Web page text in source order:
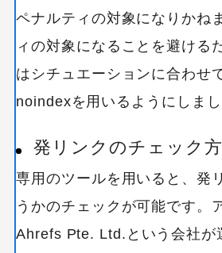
ペナルティの対象になりかね
ィの対象になることを避ける
はシチュエーションに合わせ
noindexを用いるようにしまし
発リンクのチェック
専用のツールを用いると、発
うかのチェックが可能です。
Ahrefs Pte. Ltd.という会社が